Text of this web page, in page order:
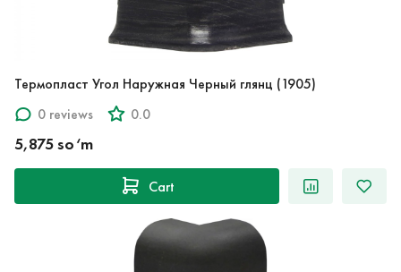
Термопласт Угол Наружная Черный глянц (1905)
0 reviews
0.0
5,875 so‘m
Cart